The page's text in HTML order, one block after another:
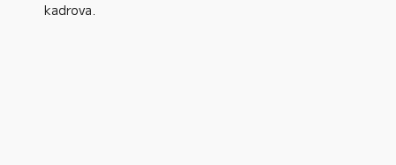
kadrova.